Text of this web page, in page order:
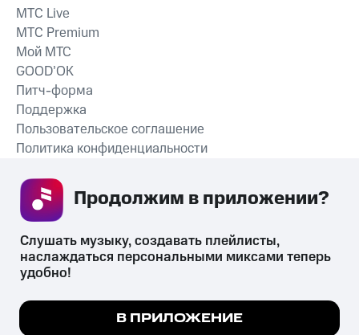
СКАЧАТЬ ПРИЛОЖЕНИЕ
MTС Live
MTС Premium
Мой МТС
GOOD’OK
Питч-форма
Поддержка
Пользовательское соглашение
Политика конфиденциальности
психотропных веществ, их аналогов причиняет вред здоровью,
их незаконный оборот запрещён и влечёт установленную
Мы используем куки, чтобы на сайте все
Подробнее
Слушать музыку, создавать плейлисты,
наслаждаться персональными миксами теперь
удобно!
В ПРИЛОЖЕНИЕ